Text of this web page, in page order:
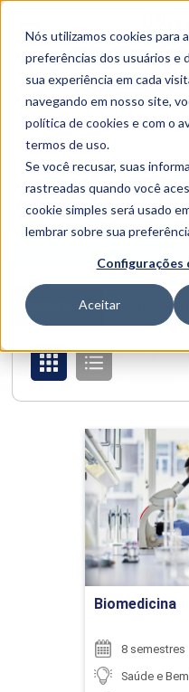
Nós utilizamos cookies para
preferências dos usuários e
sua experiência em cada
navegando em nosso site,
política de cookies e com o
termos de uso.
Se você recusar, suas
rastreadas quando você
cookie simples será usado
lembrar sobre sua
Configurações
Aceitar
Home > Cursos >
Graduação
Biomedicina
8 semestres
Saúde e
Ir para